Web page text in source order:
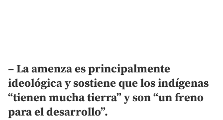
– La amenza es principalmente
ideológica y sostiene que los indígenas
“tienen mucha tierra” y son “un freno
para el desarrollo”.